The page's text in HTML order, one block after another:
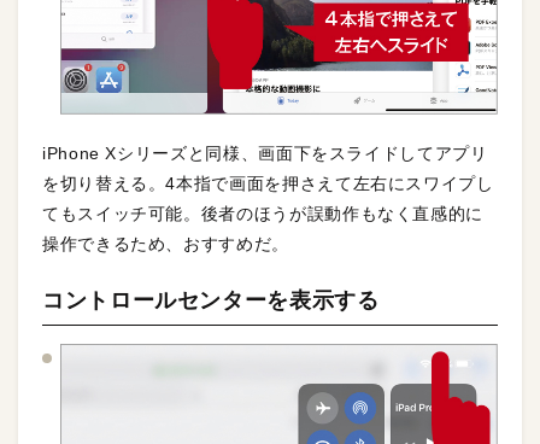
iPhone Xシリーズと同様、画面下をスライドしてアプリ
を切り替える。4本指で画面を押さえて左右にスワイプし
てもスイッチ可能。後者のほうが誤動作もなく直感的に
操作できるため、おすすめだ。
コントロールセンターを表示する